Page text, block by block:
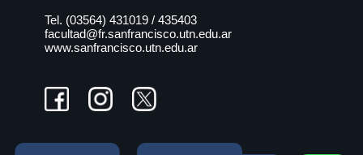
Tel. (03564) 431019 / 435403
facultad@fr.sanfrancisco.utn.edu.ar
www.sanfrancisco.utn.edu.ar